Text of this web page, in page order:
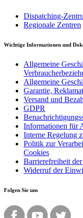
Dispatching-
Regionale Zentren
Wichtige Informationen und
Allgemeine
Allgemeine
Garantie,
Versand und
GDPR
Informationen für
Interne Regelung
Politik zur
Cookies
Barrierefreiheit
Widerruf der
Folgen Sie uns